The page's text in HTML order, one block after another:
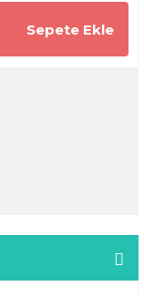
Sepete Ekle